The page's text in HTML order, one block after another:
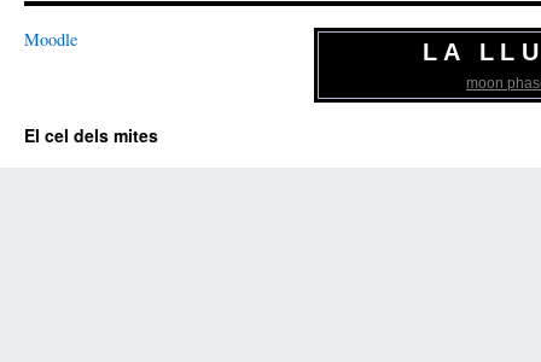
Moodle LA
moon
El cel dels mites